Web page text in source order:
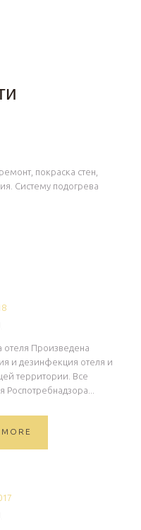
покраска стен,
Систему подогрева
отеля Произведена
и дезинфекция отеля и
территории. Все
Роспотребнадзора...